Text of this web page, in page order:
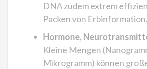
DNA zudem extrem
Packen von Erbinformation.
Hormone,
Kleine Mengen
Mikrogramm) können